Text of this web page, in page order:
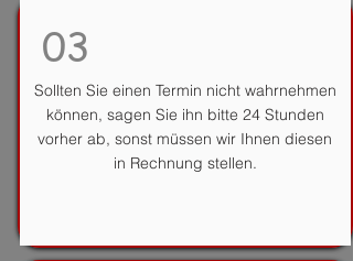
03
Sollten Sie einen Termin nicht wahrnehmen
können, sagen Sie ihn bitte 24 Stunden
vorher ab, sonst müssen wir Ihnen diesen
in Rechnung stellen.